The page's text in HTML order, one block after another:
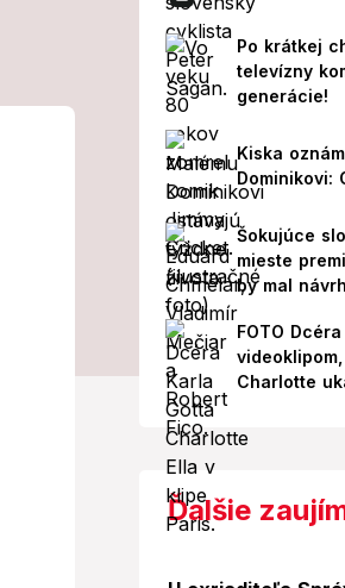
Po krátkej
televízny
generácie!
Kiska
Dominikovi:
Šokujúce
mieste
by mal
FOTO
Charlotte
Ďalšie